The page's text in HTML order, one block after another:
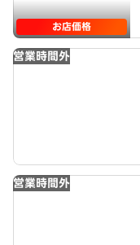
お店価格
営業時間外
営業時間外